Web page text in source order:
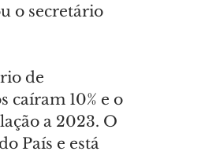
o secretário
de
caíram 10% e o
a 2023. O
País e está